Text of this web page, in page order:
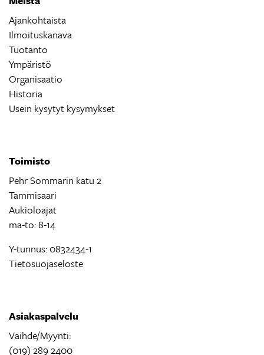
Ajankohtaista
Ilmoituskanava
Tuotanto
Ympäristö
Organisaatio
Historia
Usein kysytyt kysymykset
Toimisto
Pehr Sommarin katu 2
Tammisaari
Aukioloajat
ma-to: 8-14
Y-tunnus: 0832434-1
Tietosuojaseloste
Asiakaspalvelu
Vaihde/Myynti:
(019) 289 2400